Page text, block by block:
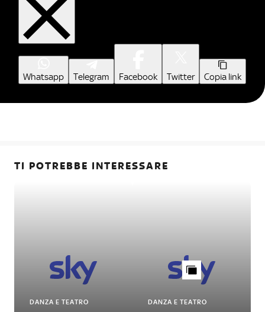
Whatsapp Telegram Facebook Twitter Copia link
TI POTREBBE INTERESSARE
DANZA E TEATRO DANZA E TEATRO